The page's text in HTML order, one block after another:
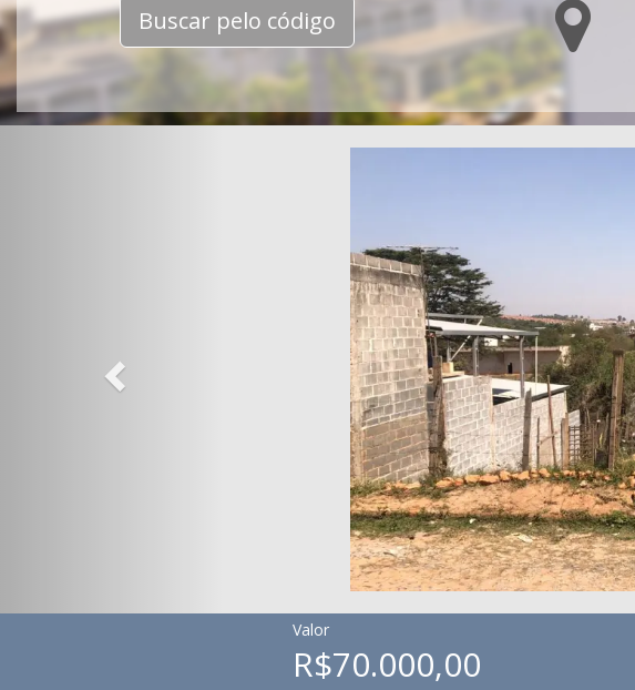
Buscar pelo código
Valor
R$70.000,00